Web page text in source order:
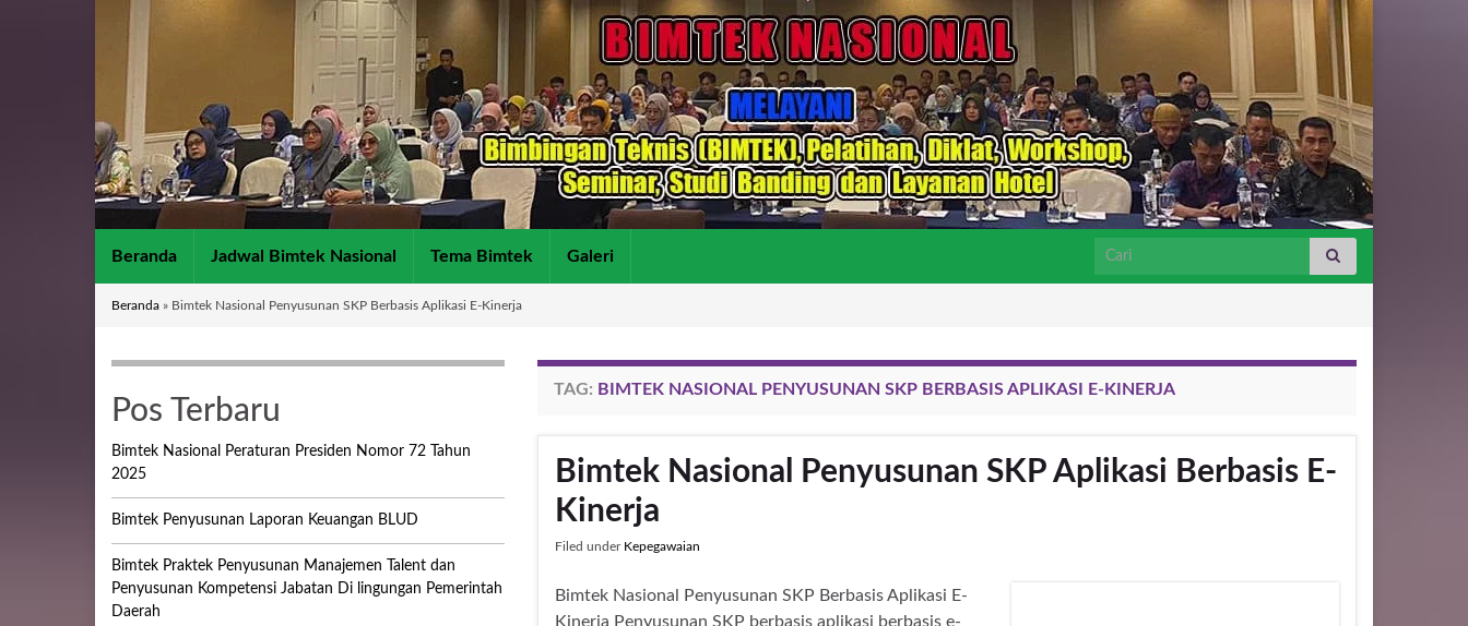
Beranda Jadwal Bimtek Nasional Tema Bimtek Galeri Search for:
Beranda » Bimtek Nasional Penyusunan SKP Berbasis Aplikasi E-Kinerja
TAG: BIMTEK NASIONAL PENYUSUNAN SKP BERBASIS APLIKASI E-KINERJA
Bimtek Nasional Penyusunan SKP Aplikasi Berbasis E-
Kinerja
Filed under Kepegawaian
Bimtek Nasional Penyusunan SKP Berbasis Aplikasi E-
Kinerja Penyusunan SKP berbasis aplikasi berbasis e-
Pos Terbaru
Bimtek Nasional Peraturan Presiden Nomor 72 Tahun
2025
Bimtek Penyusunan Laporan Keuangan BLUD
Bimtek Praktek Penyusunan Manajemen Talent dan
Penyusunan Kompetensi Jabatan Di lingungan Pemerintah
Daerah